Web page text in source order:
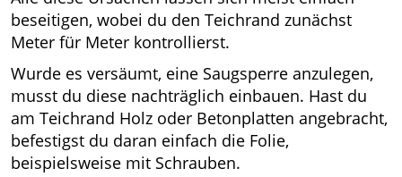
beseitigen, wobei du den Teichrand zunächst
Meter für Meter kontrollierst.
Wurde es versäumt, eine Saugsperre anzulegen,
musst du diese nachträglich einbauen. Hast du
am Teichrand Holz oder Betonplatten angebracht,
befestigst du daran einfach die Folie,
beispielsweise mit Schrauben.